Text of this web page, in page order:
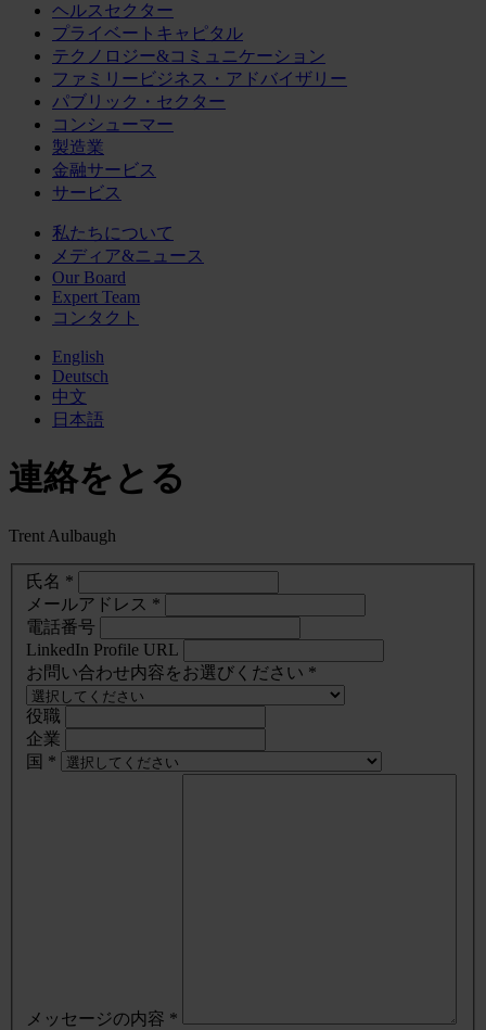
ヘルスセクター
プライベートキャピタル
テクノロジー&コミュニケーション
ファミリービジネス・アドバイザリー
パブリック・セクター
コンシューマー
製造業
金融サービス
サービス
私たちについて
メディア&ニュース
Our Board
Expert Team
コンタクト
English
Deutsch
中文
日本語
連絡をとる
Trent Aulbaugh
氏名 *
メールアドレス *
電話番号
LinkedIn Profile URL
お問い合わせ内容をお選びください *
役職
企業
国 *
メッセージの内容 *